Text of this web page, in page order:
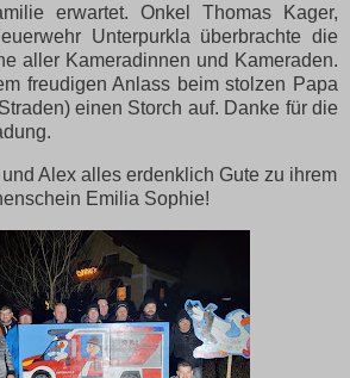
erwartet. Onkel Thomas Kager,
Unterpurkla überbrachte die
aller Kameradinnen und Kameraden.
freudigen Anlass beim stolzen Papa
einen Storch auf. Danke für die
Alex alles erdenklich Gute zu ihrem
Emilia Sophie!